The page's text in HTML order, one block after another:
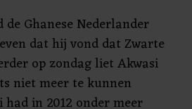
Ghanese Nederlander
dat hij vond dat Zwarte
op zondag liet Akwasi
niet meer te kunnen
in 2012 onder meer